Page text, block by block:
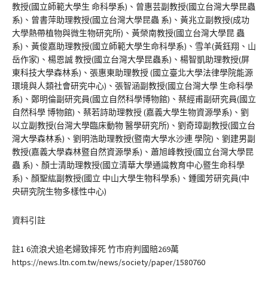
教授(國立師範大學生 命科學系)、曾惠芸副教授(國立台灣大學昆蟲
系)、曾書萍助理教授(國立台灣大學昆蟲 系)、黃兆立副教授(成功
大學熱帶植物與微生物研究所)、黃榮南教授(國立台灣大學昆 蟲
系)、黃俊嘉助理教授(國立師範大學生命科學系)、雪羊(黃鈺翔、山
岳作家)、楊恩誠 教授(國立台灣大學昆蟲系)、楊智凱助理教授(屏
東科技大學森林系)、張惠東助理教授 (國立臺北大學法律學院能源
環境與人類社會研究中心)、張智涵副教授(國立台灣大學 生命科學
系)、鄭明倫副研究員(國立自然科學博物館)、蔡經甫副研究員(國立
自然科學 博物館)、蔡若詩助理教授 (嘉義大學生物資源學系)、劉
以立副教授(台灣大學臨床動物 醫學研究所)、劉奇璋副教授(國立台
灣大學森林系)、劉明浩助理教授(暨南大學水沙連 學院)、劉建男副
教授(嘉義大學森林暨自然資源學系)、蕭旭峰教授(國立台灣大學昆
蟲 系)、顏士清助理教授(國立清華大學通識教育中心暨生命科學
系)、顏聖紘副教授(國立 中山大學生物科學系)、鍾國芳研究員(中
央研究院生物多樣性中心)
資料引註
註1 6流浪犬追老婦致摔死 竹市府判國賠269萬
https://news.ltn.com.tw/news/society/paper/1580760